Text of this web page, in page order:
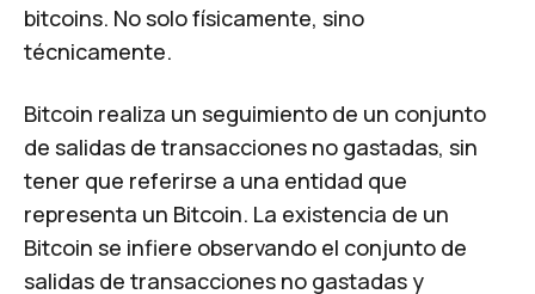
bitcoins. No solo físicamente, sino
técnicamente.
Bitcoin realiza un seguimiento de un conjunto
de salidas de transacciones no gastadas, sin
tener que referirse a una entidad que
representa un Bitcoin. La existencia de un
Bitcoin se infiere observando el conjunto de
salidas de transacciones no gastadas y